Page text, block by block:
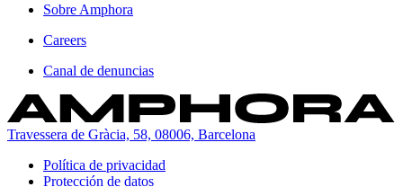
Sobre Amphora
Careers
Canal de denuncias
Travessera de Gràcia, 58, 08006, Barcelona
Política de privacidad
Protección de datos